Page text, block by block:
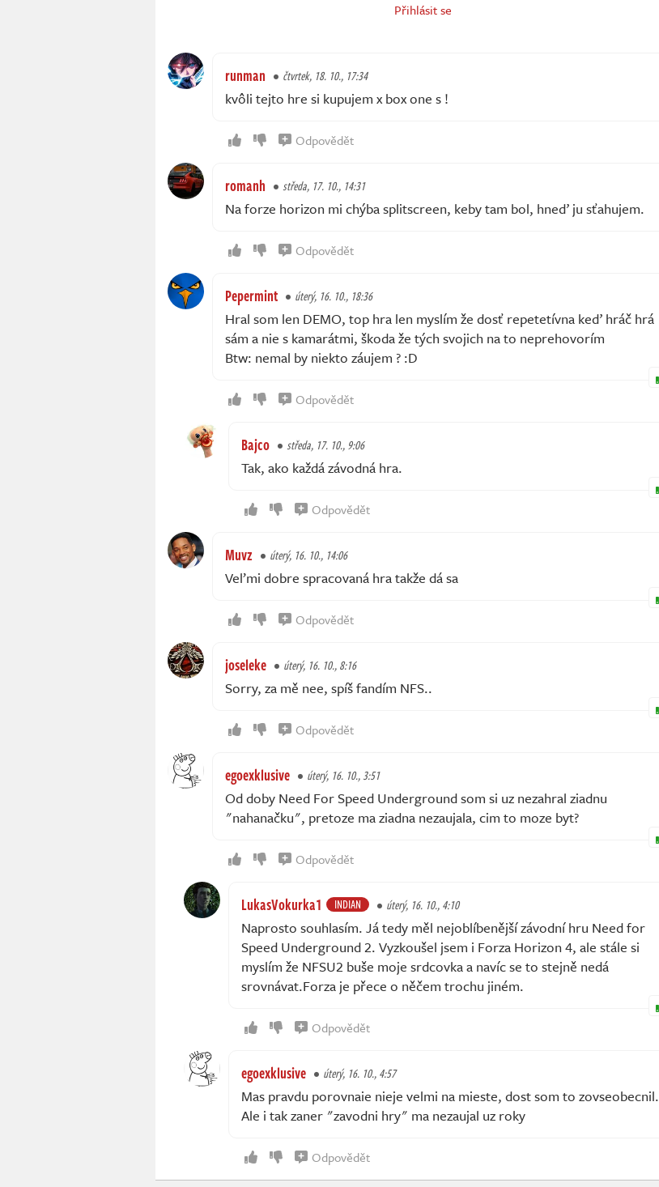
Přihlásit se
runman čtvrtek, 18. 10., 17:34
kvôli tejto hre si kupujem x box one s !
Odpovědět
romanh středa, 17. 10., 14:31
Na forze horizon mi chýba splitscreen, keby tam bol, hneď ju sťahujem.
Odpovědět
Pepermint úterý, 16. 10., 18:36
Hral som len DEMO, top hra len myslím že dosť repetetívna keď hráč hrá
sám a nie s kamarátmi, škoda že tých svojich na to neprehovorím
Btw: nemal by niekto záujem ? :D
Odpovědět
Bajco středa, 17. 10., 9:06
Tak, ako každá závodná hra.
Odpovědět
Muvz úterý, 16. 10., 14:06
Veľmi dobre spracovaná hra takže dá sa
Odpovědět
joseleke úterý, 16. 10., 8:16
Sorry, za mě nee, spíš fandím NFS..
Odpovědět
egoexklusive úterý, 16. 10., 3:51
Od doby Need For Speed Underground som si uz nezahral ziadnu
"nahanačku", pretoze ma ziadna nezaujala, cim to moze byt?
Odpovědět
LukasVokurka1 INDIAN úterý, 16. 10., 4:10
Naprosto souhlasím. Já tedy měl nejoblíbenější závodní hru Need for
Speed Underground 2. Vyzkoušel jsem i Forza Horizon 4, ale stále si
myslím že NFSU2 buše moje srdcovka a navíc se to stejně nedá
srovnávat.Forza je přece o něčem trochu jiném.
Odpovědět
egoexklusive úterý, 16. 10., 4:57
Mas pravdu porovnaie nieje velmi na mieste, dost som to zovseobecnil.
Ale i tak zaner "zavodni hry" ma nezaujal uz roky
Odpovědět